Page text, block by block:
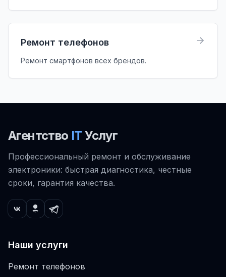
Ремонт телефонов
Ремонт смартфонов всех брендов.
Агентство ITУслуг
Профессиональный ремонт и обслуживание
электроники: быстрая диагностика, честные
сроки, гарантия качества.
Наши услуги
Ремонт телефонов